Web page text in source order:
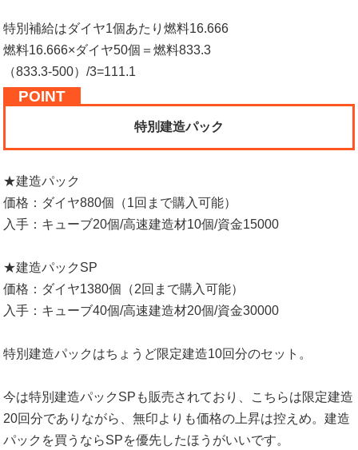
特別補給はダイヤ1個あたり燃料16.666
燃料16.666×ダイヤ50個＝燃料833.3
（833.3-500）/3=111.1
特別建造パック
★建造パック
価格：ダイヤ880個（1回まで購入可能）
入手：キューブ20個/高速建造材10個/資金15000
★建造パックSP
価格：ダイヤ1380個（2回まで購入可能）
入手：キューブ40個/高速建造材20個/資金30000
特別建造パックはちょうど限定建造10回分のセット。
今は特別建造パックSPも販売されており、こちらは限定建造
20回分でありながら、無印よりも価格の上昇は控えめ。建造
パックを買うならSPを優先したほうがいいです。